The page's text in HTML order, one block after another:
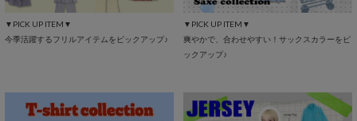
▼PICK UP ITEM▼
今季活躍するフリルアイテムをピックアップ♪
▼PICK UP ITEM▼
爽やかで、合わせやすい！サックスカラーをピ
ックアップ♪